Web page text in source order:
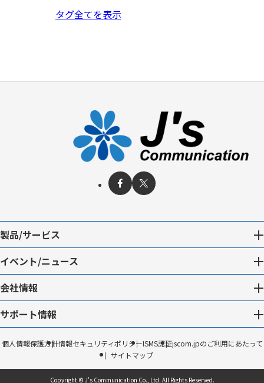
タグ全てを表示
製品/サービス
イベント/ニュース
会社情報
サポート情報
個人情報保護方針情報セキュリティポリシーISMS認証jscom.jpのご利用にあたって
サイトマップ
Copyright © J’s Communication Co., Ltd. All Rights Reserved.